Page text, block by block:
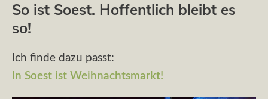
So ist Soest. Hoffentlich bleibt es
so!
Ich finde dazu passt:
In Soest ist Weihnachtsmarkt!